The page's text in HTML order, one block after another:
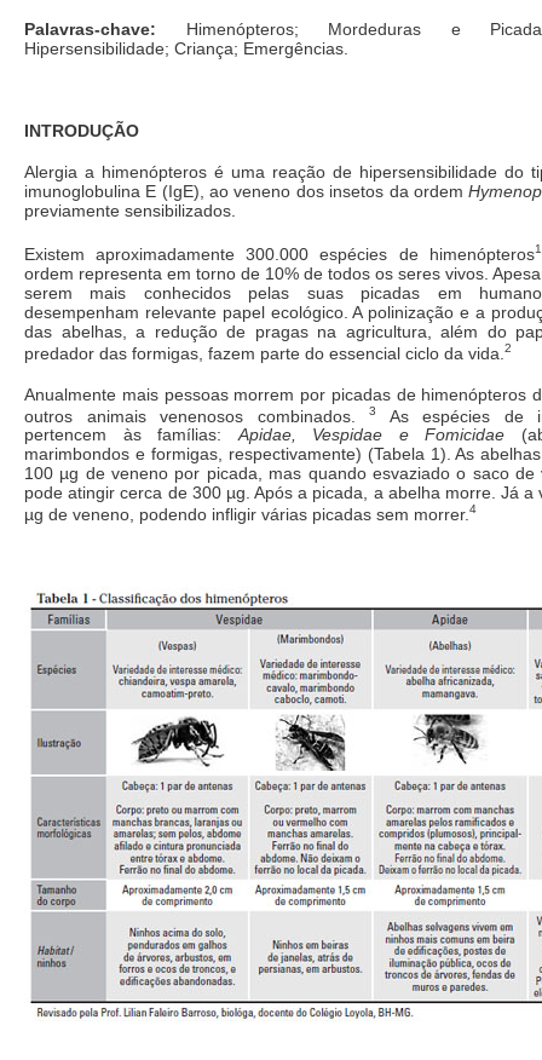
Palavras-chave: Himenópteros; Mordeduras e
Hipersensibilidade; Criança; Emergências.
INTRODUÇÃO
Alergia a himenópteros é uma reação de hipersensibilidade do
imunoglobulina E (IgE), ao veneno dos insetos da ordem
previamente sensibilizados.
Existem aproximadamente 300.000 espécies de himenópteros1
ordem representa em torno de 10% de todos os seres vivos.
serem mais conhecidos pelas suas picadas em
desempenham relevante papel ecológico. A polinização e a
das abelhas, a redução de pragas na agricultura, além do
predador das formigas, fazem parte do essencial ciclo da vida. 2
Anualmente mais pessoas morrem por picadas de himenópteros
outros animais venenosos combinados.3
As espécies de
pertencem às famílias:Apidae, Vespidae e Fomicidae
marimbondos e formigas, respectivamente) (Tabela 1). As
100 µg de veneno por picada, mas quando esvaziado o saco de
pode atingir cerca de 300 µg. Após a picada, a abelha morre. Já a
µg de veneno, podendo infligir várias picadas sem morrer. 4